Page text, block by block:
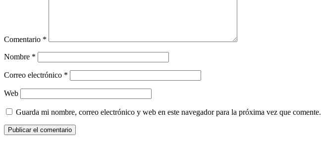
Comentario *
Nombre *
Correo electrónico *
Web
Guarda mi nombre, correo electrónico y web en este navegador para la próxima vez que comente.